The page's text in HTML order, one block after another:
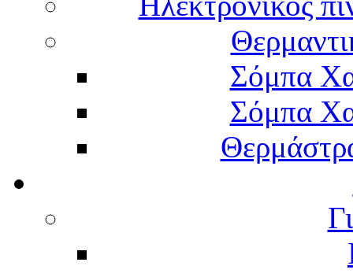
Σόμπα
Σόμπα